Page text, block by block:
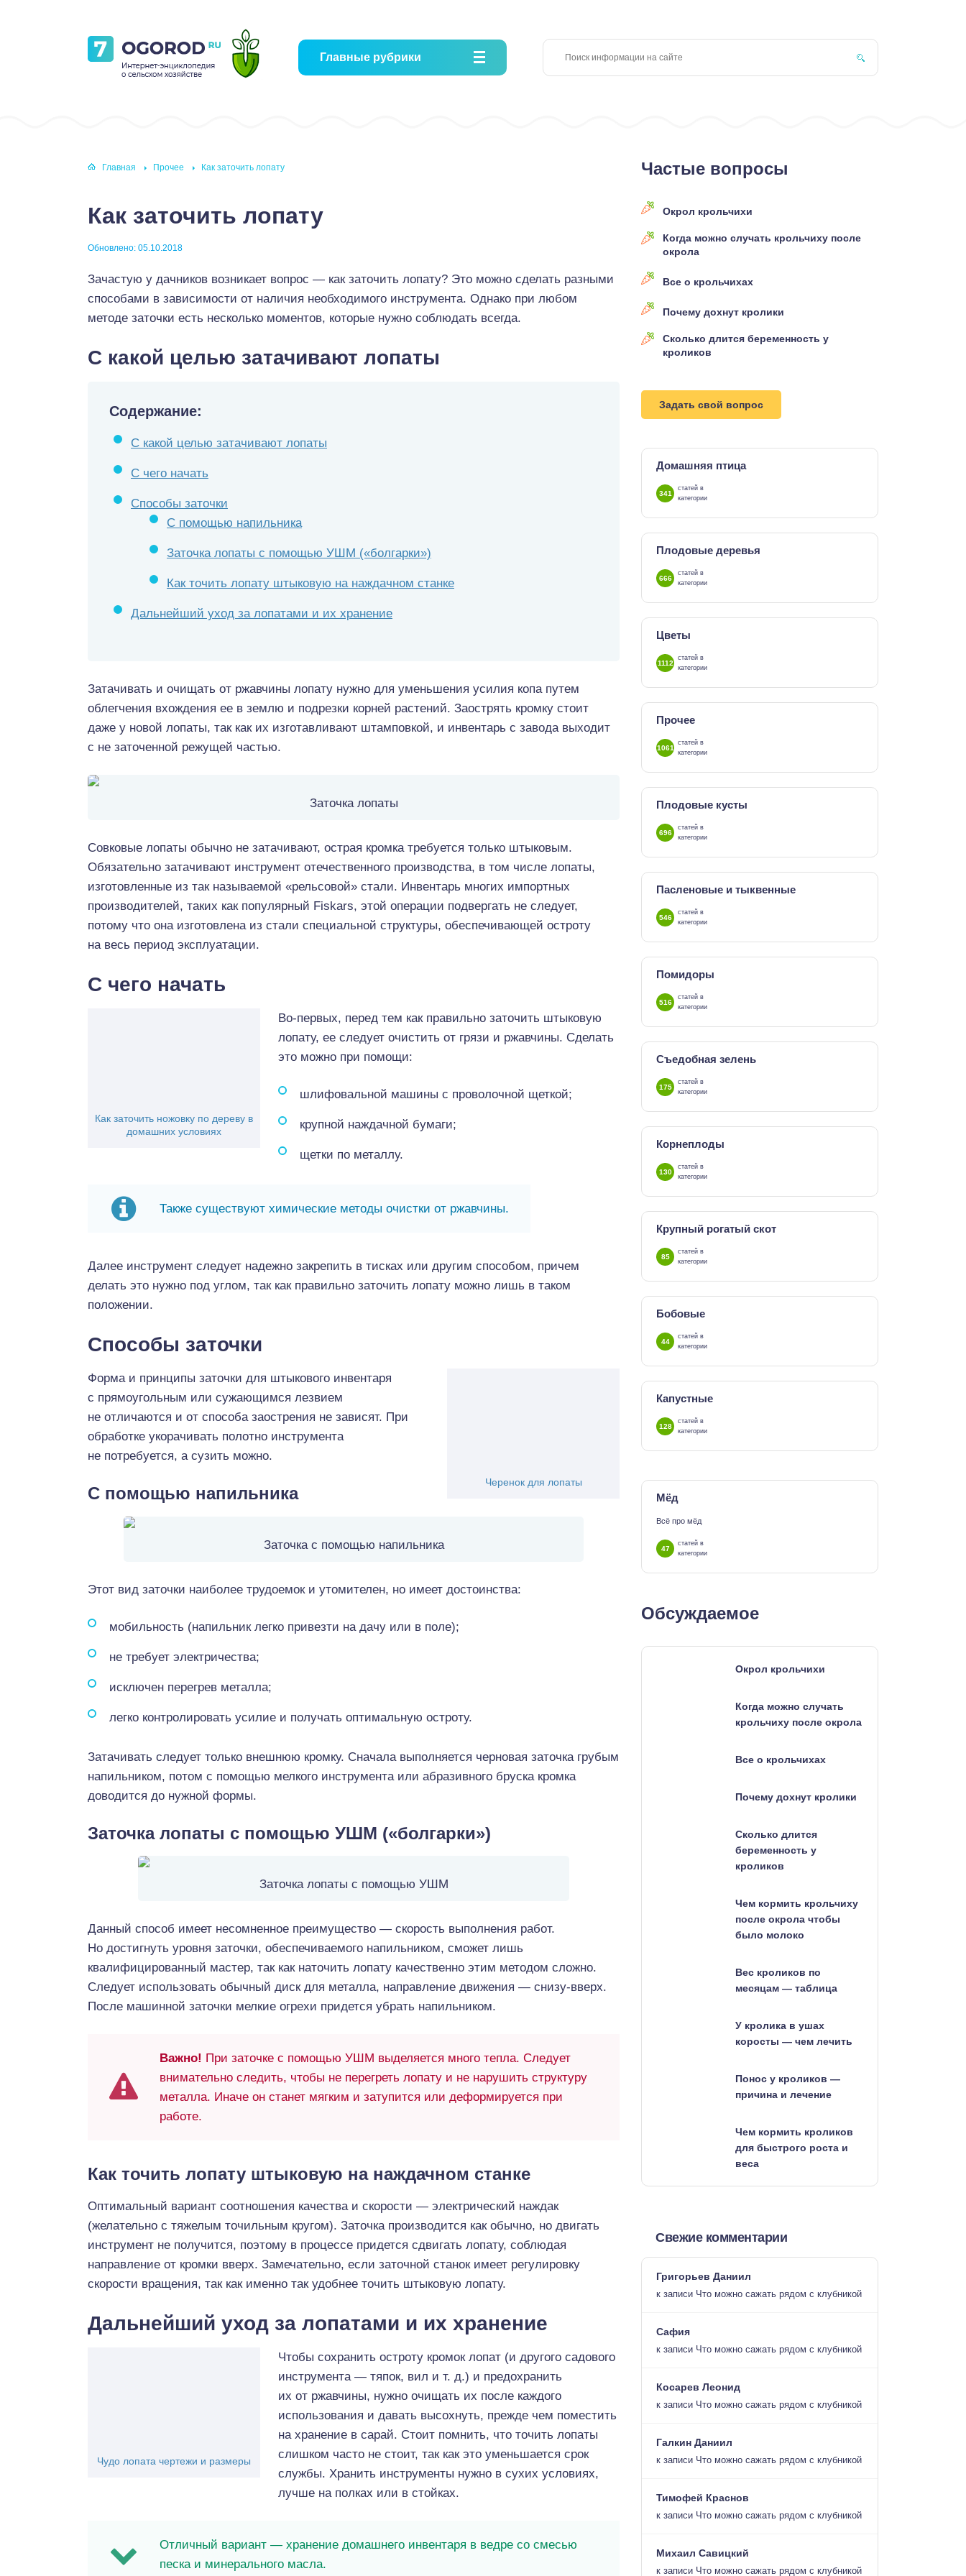
Главные рубрики
Главная Прочее Как заточить лопату
Как заточить лопату
Обновлено: 05.10.2018
Зачастую у дачников возникает вопрос — как заточить лопату? Это можно сделать разными
способами в зависимости от наличия необходимого инструмента. Однако при любом
методе заточки есть несколько моментов, которые нужно соблюдать всегда.
С какой целью затачивают лопаты
Содержание:
С какой целью затачивают лопаты
С чего начать
Способы заточки
С помощью напильника
Заточка лопаты с помощью УШМ («болгарки»)
Как точить лопату штыковую на наждачном станке
Дальнейший уход за лопатами и их хранение
Затачивать и очищать от ржавчины лопату нужно для уменьшения усилия копа путем
облегчения вхождения ее в землю и подрезки корней растений. Заострять кромку стоит
даже у новой лопаты, так как их изготавливают штамповкой, и инвентарь с завода выходит
с не заточенной режущей частью.
Заточка лопаты
Совковые лопаты обычно не затачивают, острая кромка требуется только штыковым.
Обязательно затачивают инструмент отечественного производства, в том числе лопаты,
изготовленные из так называемой «рельсовой» стали. Инвентарь многих импортных
производителей, таких как популярный Fiskars, этой операции подвергать не следует,
потому что она изготовлена из стали специальной структуры, обеспечивающей остроту
на весь период эксплуатации.
С чего начать
Как заточить ножовку по дереву в
домашних условиях
Во-первых, перед тем как правильно заточить штыковую
лопату, ее следует очистить от грязи и ржавчины. Сделать
это можно при помощи:
шлифовальной машины с проволочной щеткой;
крупной наждачной бумаги;
щетки по металлу.
Также существуют химические методы очистки от ржавчины.
Далее инструмент следует надежно закрепить в тисках или другим способом, причем
делать это нужно под углом, так как правильно заточить лопату можно лишь в таком
положении.
Способы заточки
Черенок для лопаты
Форма и принципы заточки для штыкового инвентаря
с прямоугольным или сужающимся лезвием
не отличаются и от способа заострения не зависят. При
обработке укорачивать полотно инструмента
не потребуется, а сузить можно.
С помощью напильника
Заточка с помощью напильника
Этот вид заточки наиболее трудоемок и утомителен, но имеет достоинства:
мобильность (напильник легко привезти на дачу или в поле);
не требует электричества;
исключен перегрев металла;
легко контролировать усилие и получать оптимальную остроту.
Затачивать следует только внешнюю кромку. Сначала выполняется черновая заточка грубым
напильником, потом с помощью мелкого инструмента или абразивного бруска кромка
доводится до нужной формы.
Заточка лопаты с помощью УШМ («болгарки»)
Заточка лопаты с помощью УШМ
Данный способ имеет несомненное преимущество — скорость выполнения работ.
Но достигнуть уровня заточки, обеспечиваемого напильником, сможет лишь
квалифицированный мастер, так как наточить лопату качественно этим методом сложно.
Следует использовать обычный диск для металла, направление движения — снизу-вверх.
После машинной заточки мелкие огрехи придется убрать напильником.
Важно! При заточке с помощью УШМ выделяется много тепла. Следует
внимательно следить, чтобы не перегреть лопату и не нарушить структуру
металла. Иначе он станет мягким и затупится или деформируется при
работе.
Как точить лопату штыковую на наждачном станке
Оптимальный вариант соотношения качества и скорости — электрический наждак
(желательно с тяжелым точильным кругом). Заточка производится как обычно, но двигать
инструмент не получится, поэтому в процессе придется сдвигать лопату, соблюдая
направление от кромки вверх. Замечательно, если заточной станок имеет регулировку
скорости вращения, так как именно так удобнее точить штыковую лопату.
Дальнейший уход за лопатами и их хранение
Чудо лопата чертежи и размеры
Чтобы сохранить остроту кромок лопат (и другого садового
инструмента — тяпок, вил и т. д.) и предохранить
их от ржавчины, нужно очищать их после каждого
использования и давать высохнуть, прежде чем поместить
на хранение в сарай. Стоит помнить, что точить лопаты
слишком часто не стоит, так как это уменьшается срок
службы. Хранить инструменты нужно в сухих условиях,
лучше на полках или в стойках.
Отличный вариант — хранение домашнего инвентаря в ведре со смесью
песка и минерального масла.
Частые вопросы
Окрол крольчихи
Когда можно случать крольчиху после
окрола
Все о крольчихах
Почему дохнут кролики
Сколько длится беременность у
кроликов
Задать свой вопрос
Домашняя птица
341
статей в
категории
Плодовые деревья
666
статей в
категории
Цветы
1112
статей в
категории
Прочее
1061
статей в
категории
Плодовые кусты
696
статей в
категории
Пасленовые и тыквенные
546
статей в
категории
Помидоры
516
статей в
категории
Съедобная зелень
175
статей в
категории
Корнеплоды
130
статей в
категории
Крупный рогатый скот
85
статей в
категории
Бобовые
44
статей в
категории
Капустные
128
статей в
категории
Мёд
Всё про мёд
47
статей в
категории
Обсуждаемое
Окрол крольчихи
Когда можно случать
крольчиху после окрола
Все о крольчихах
Почему дохнут кролики
Сколько длится
беременность у
кроликов
Чем кормить крольчиху
после окрола чтобы
было молоко
Вес кроликов по
месяцам — таблица
У кролика в ушах
коросты — чем лечить
Понос у кроликов —
причина и лечение
Чем кормить кроликов
для быстрого роста и
веса
Свежие комментарии
Григорьев Даниил
к записи Что можно сажать рядом с клубникой
Сафия
к записи Что можно сажать рядом с клубникой
Косарев Леонид
к записи Что можно сажать рядом с клубникой
Галкин Даниил
к записи Что можно сажать рядом с клубникой
Тимофей Краснов
к записи Что можно сажать рядом с клубникой
Михаил Савицкий
к записи Что можно сажать рядом с клубникой